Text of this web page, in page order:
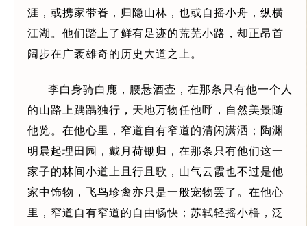
涯，或携家带眷，归隐山林，也或自摇小舟，纵横
江湖。他们踏上了鲜有足迹的荒芜小路，却正昂首
阔步在广袤雄奇的历史大道之上。
李白身骑白鹿，腰悬酒壶，在那条只有他一个人
的山路上踽踽独行，天地万物任他呼，自然美景随
他览。在他心里，窄道自有窄道的清闲潇洒；陶渊
明晨起理田园，戴月荷锄归，在那条只有他们这一
家子的林间小道上且行且歌，山气云霞也不过是他
家中饰物，飞鸟珍禽亦只是一般宠物罢了。在他心
里，窄道自有窄道的自由畅快；苏轼轻摇小橹，泛